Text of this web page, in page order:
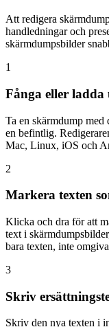
Att redigera
handledningar och
skärmdumpsbilder
1
Fånga eller
Ta en skärmdump
en befintlig.
Mac, Linux, iOS och
2
Markera texten
Klicka och dra för att
text i
bara texten, inte
3
Skriv
Skriv den nya texten i